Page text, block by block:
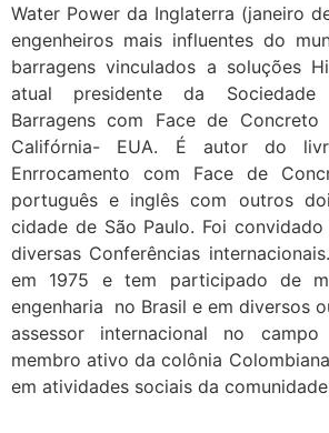
Water Power da Inglaterra (janeiro
engenheiros mais influentes do
barragens vinculados a soluções
atual presidente da Sociedade
Barragens com Face de
Califórnia- EUA. É autor do
Enrrocamento com Face de
português e inglês com outros
cidade de São Paulo. Foi
diversas Conferências
em 1975 e tem participado de
engenharia no Brasil e em diversos
assessor internacional no
membro ativo da colônia
em atividades sociais da